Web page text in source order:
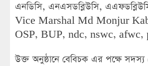
এনডিসি, এনএসডব্লিউসি,
Vice Marshal Md Monjur
OSP, BUP, ndc, nswc, afwc,
উক্ত অনুষ্ঠানে বেবিচক এর পক্ষে সদস্য